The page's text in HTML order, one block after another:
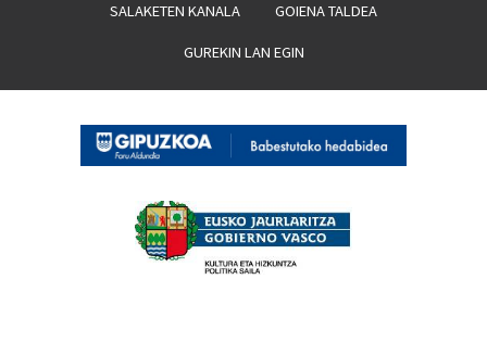
SALAKETEN KANALA GOIENA TALDEA
GUREKIN LAN EGIN